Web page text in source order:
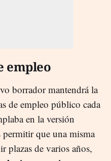
empleo
borrador mantendrá la
de empleo público cada
en la versión
que una misma
plazas de varios años,